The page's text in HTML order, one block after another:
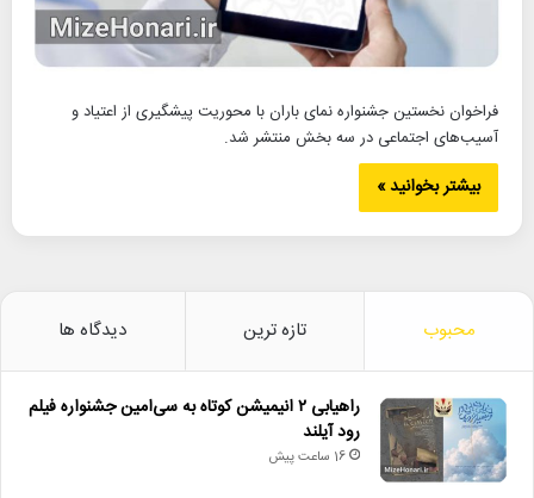
فراخوان نخستین جشنواره نمای باران با محوریت پیشگیری از اعتیاد و
آسیب‌های اجتماعی در سه بخش منتشر شد.
بیشتر بخوانید »
محبوب تازه ترین دیدگاه ها
راهیابی ۲ انیمیشن کوتاه به سی‌امین جشنواره فیلم
رود آیلند
16 ساعت پیش